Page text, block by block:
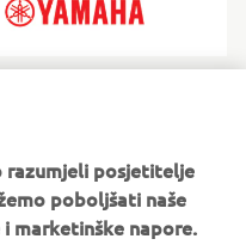
the world’s first
are known
for-anything
adventurers and
razumjeli posjetitelje
poboljšati naše
marketinške napore.